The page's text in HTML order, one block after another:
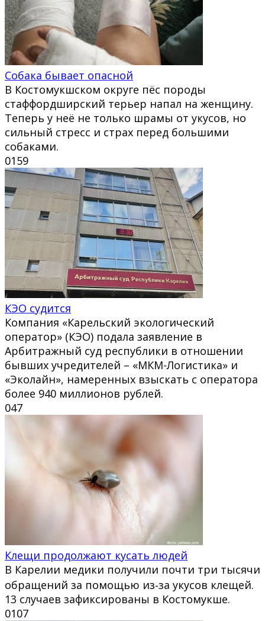
Собака бывает опасной
В Костомукшском округе пёс породы
стаффордширский терьер напал на женщину.
Теперь у неё не только шрамы от укусов, но
сильный стресс и страх перед большими
собаками.
0159
КЭО судится
Компания «Карельский экологический
оператор» (КЭО) подала заявление в
Арбитражный суд республики в отношении
бывших учредителей – «МКМ-Логистика» и
«Эколайн», намеренных взыскать с оператора
более 940 миллионов рублей.
047
Клещи продолжают кусать людей
В Карелии медики получили почти три тысячи
обращений за помощью из‑за укусов клещей.
13 случаев зафиксированы в Костомукше.
0107